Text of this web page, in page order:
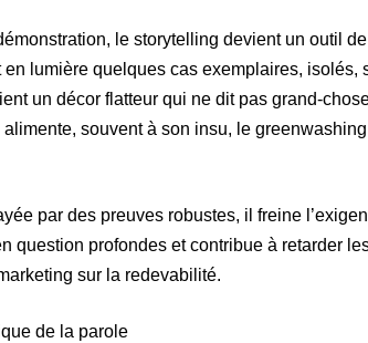
le storytelling devient un outil
lumière quelques cas exemplaires, isolés,
un décor flatteur qui ne dit pas grand-
alimente, souvent à son insu, le
par des preuves robustes, il freine
question profondes et contribue à retarder
sur la redevabilité.
de la parole